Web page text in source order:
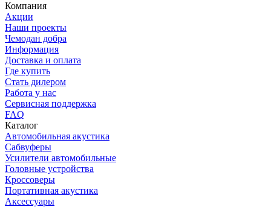
Компания
Акции
Наши проекты
Чемодан добра
Информация
Доставка и оплата
Где купить
Стать дилером
Работа у нас
Сервисная поддержка
FAQ
Каталог
Автомобильная акустика
Сабвуферы
Усилители автомобильные
Головные устройства
Кроссоверы
Портативная акустика
Аксессуары